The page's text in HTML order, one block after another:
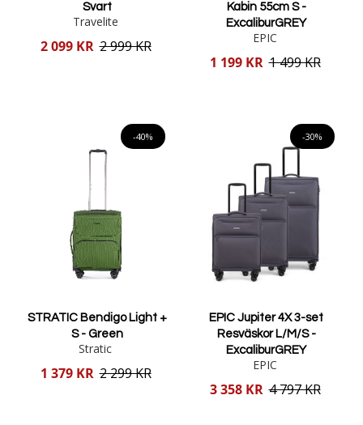
Svart
Travelite
Reducerat
2 099 KR 2 999 KR
Kabin 55cm S -
ExcaliburGREY
EPIC
Reducerat
1 199 KR 1 499 KR
-40%
STRATIC Bendigo Light +
S - Green
Stratic
Reducerat
1 379 KR 2 299 KR
-30%
EPIC Jupiter 4X 3-set
Resväskor L/M/S -
ExcaliburGREY
EPIC
Reducerat
3 358 KR 4 797 KR